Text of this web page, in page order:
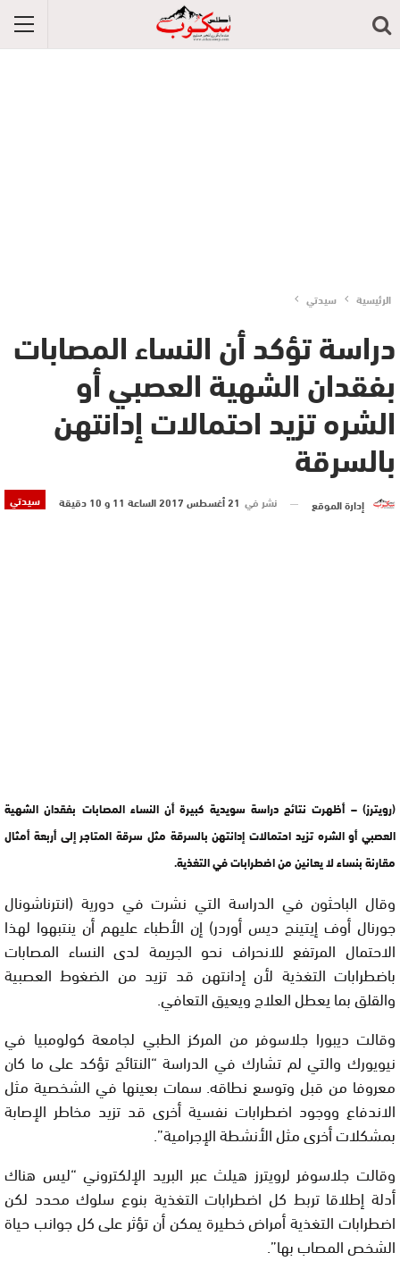
الرئيسية سيدتي
دراسة تؤكد أن النساء المصابات
بفقدان الشهية العصبي أو
الشره تزيد احتمالات إدانتهن
بالسرقة
سيدتي إدارة الموقع نشر في 21 أغسطس 2017 الساعة 11 و 10 دقيقة
(رويترز) – أظهرت نتائج دراسة سويدية كبيرة أن النساء المصابات بفقدان الشهية
العصبي أو الشره تزيد احتمالات إدانتهن بالسرقة مثل سرقة المتاجر إلى أربعة أمثال
مقارنة بنساء لا يعانين من اضطرابات في التغذية.
وقال الباحثون في الدراسة التي نشرت في دورية (انترناشونال
جورنال أوف إيتينج ديس أوردر) إن الأطباء عليهم أن ينتبهوا لهذا
الاحتمال المرتفع للانحراف نحو الجريمة لدى النساء المصابات
باضطرابات التغذية لأن إدانتهن قد تزيد من الضغوط العصبية
والقلق بما يعطل العلاج ويعيق التعافي.
وقالت ديبورا جلاسوفر من المركز الطبي لجامعة كولومبيا في
نيويورك والتي لم تشارك في الدراسة “النتائج تؤكد على ما كان
معروفا من قبل وتوسع نطاقه. سمات بعينها في الشخصية مثل
الاندفاع ووجود اضطرابات نفسية أخرى قد تزيد مخاطر الإصابة
بمشكلات أخرى مثل الأنشطة الإجرامية”.
وقالت جلاسوفر لرويترز هيلث عبر البريد الإلكتروني “ليس هناك
أدلة إطلاقا تربط كل اضطرابات التغذية بنوع سلوك محدد لكن
اضطرابات التغذية أمراض خطيرة يمكن أن تؤثر على كل جوانب حياة
الشخص المصاب بها”.